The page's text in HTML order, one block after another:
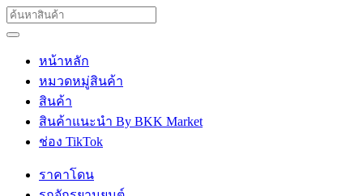
หน้าหลัก
หมวดหมู่สินค้า
สินค้า
สินค้าแนะนำ By BKK Market
ช่อง TikTok
ราคาโดน